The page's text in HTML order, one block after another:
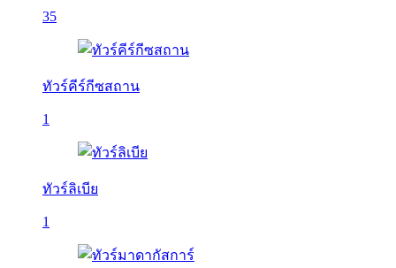
35
ทัวร์คีร์กีซสถาน
1
ทัวร์ลิเบีย
1